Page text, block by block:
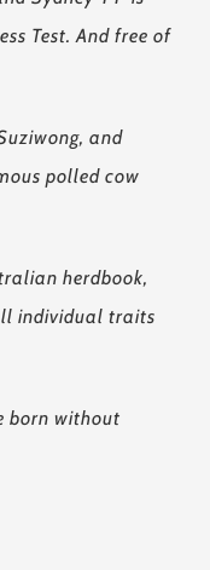
Test. And free of
and
polled cow
herdbook,
individual traits
born without